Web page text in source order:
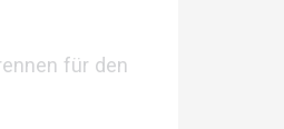
für den